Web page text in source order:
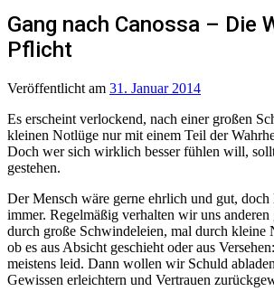
Gang nach Canossa – Die
Pflicht
Veröffentlicht am 31. Januar 2014
Es erscheint verlockend, nach einer großen
kleinen Notlüge nur mit einem Teil der
Doch wer sich wirklich besser fühlen will,
gestehen.
Der Mensch wäre gerne ehrlich und gut,
immer. Regelmäßig verhalten wir uns anderen
durch große Schwindeleien, mal durch kleine
ob es aus Absicht geschieht oder aus
meistens leid. Dann wollen wir Schuld
Gewissen erleichtern und Vertrauen